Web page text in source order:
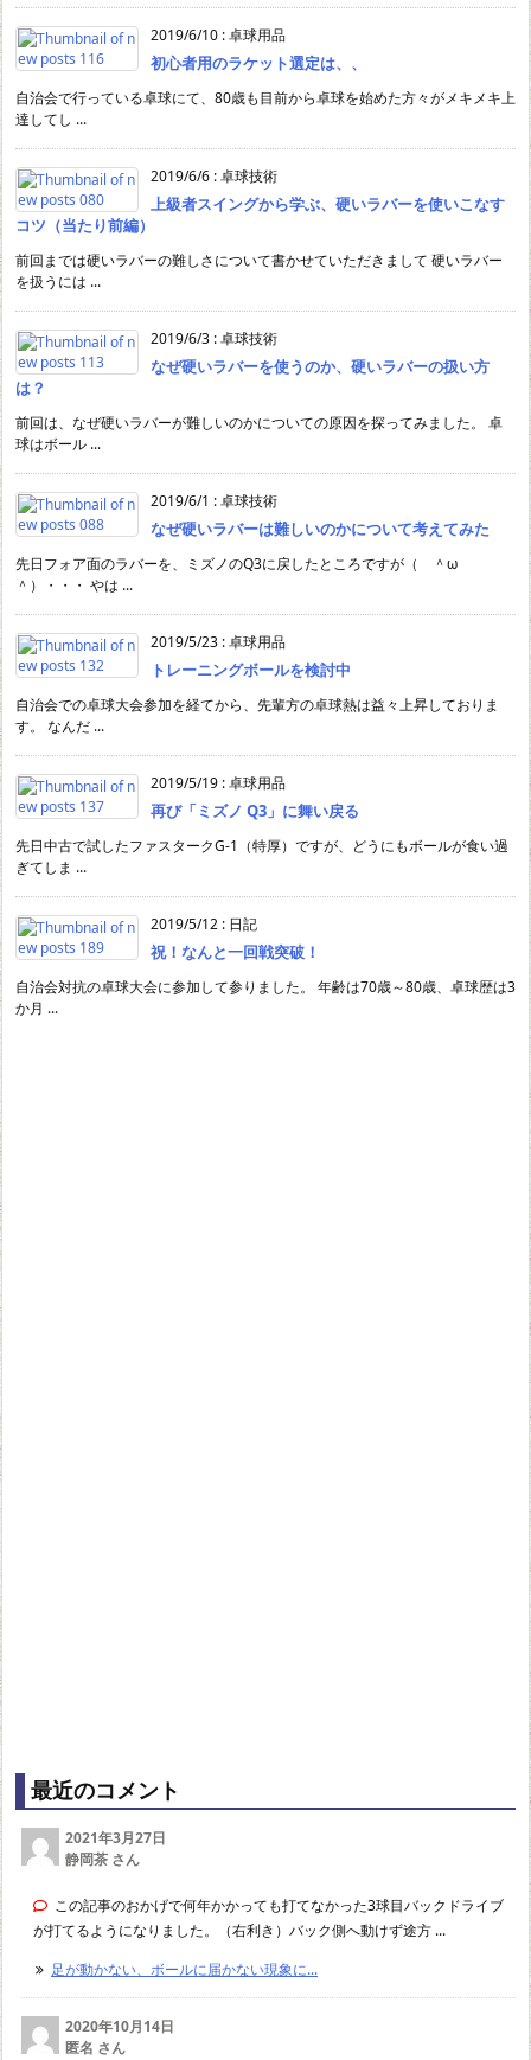
2019/6/10 :卓球用品
初心者用のラケット選定は、、
自治会で行っている卓球にて、80歳も目前から卓球を始めた方々がメキメキ上
達してし ...
2019/6/6 :卓球技術
上級者スイングから学ぶ、硬いラバーを使いこなす
コツ（当たり前編）
前回までは硬いラバーの難しさについて書かせていただきまして 硬いラバー
を扱うには ...
2019/6/3 :卓球技術
なぜ硬いラバーを使うのか、硬いラバーの扱い方
は？
前回は、なぜ硬いラバーが難しいのかについての原因を探ってみました。 卓
球はボール ...
2019/6/1 :卓球技術
なぜ硬いラバーは難しいのかについて考えてみた
先日フォア面のラバーを、ミズノのQ3に戻したところですが（ ＾ω
＾）・・・ やは ...
2019/5/23 :卓球用品
トレーニングボールを検討中
自治会での卓球大会参加を経てから、先輩方の卓球熱は益々上昇しておりま
す。 なんだ ...
2019/5/19 :卓球用品
再び「ミズノ Q3」に舞い戻る
先日中古で試したファスタークG-1（特厚）ですが、どうにもボールが食い過
ぎてしま ...
2019/5/12 : 日記
祝！なんと一回戦突破！
自治会対抗の卓球大会に参加して参りました。 年齢は70歳～80歳、卓球歴は3
か月 ...
最近のコメント
2021年3月27日
静岡茶 さん
この記事のおかげで何年かかっても打てなかった3球目バックドライブ
が打てるようになりました。（右利き）バック側へ動けず途方 ...
足が動かない、ボールに届かない現象に...
2020年10月14日
匿名 さん